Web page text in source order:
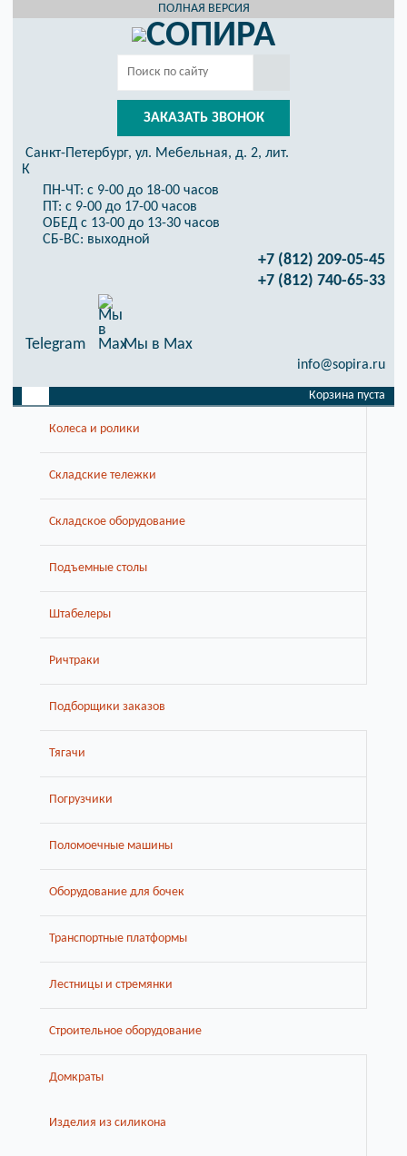
ПОЛНАЯ ВЕРСИЯ
ЗАКАЗАТЬ ЗВОНОК
Санкт-Петербург, ул. Мебельная, д. 2, лит.
К
ПН-ЧТ: с 9-00 до 18-00 часов
ПТ: с 9-00 до 17-00 часов
ОБЕД с 13-00 до 13-30 часов
СБ-ВС: выходной
+7 (812) 209-05-45
+7 (812) 740-65-33
Telegram Мы в Max
info@sopira.ru
Корзина пуста
Колеса и ролики
Складские тележки
Складское оборудование
Подъемные столы
Штабелеры
Ричтраки
Подборщики заказов
Тягачи
Погрузчики
Поломоечные машины
Оборудование для бочек
Транспортные платформы
Лестницы и стремянки
Строительное оборудование
Домкраты
Изделия из силикона